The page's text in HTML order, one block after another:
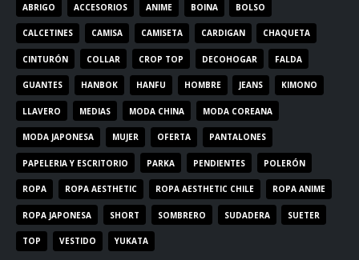
ABRIGO ACCESORIOS ANIME BOINA BOLSO
CALCETINES CAMISA CAMISETA CARDIGAN CHAQUETA
CINTURÓN COLLAR CROP TOP DECOHOGAR FALDA
GUANTES HANBOK HANFU HOMBRE JEANS KIMONO
LLAVERO MEDIAS MODA CHINA MODA COREANA
MODA JAPONESA MUJER OFERTA PANTALONES
PAPELERIA Y ESCRITORIO PARKA PENDIENTES POLERÓN
ROPA ROPA AESTHETIC ROPA AESTHETIC CHILE ROPA ANIME
ROPA JAPONESA SHORT SOMBRERO SUDADERA SUETER
TOP VESTIDO YUKATA